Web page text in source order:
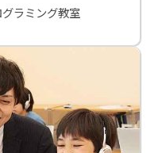
ラミング教室